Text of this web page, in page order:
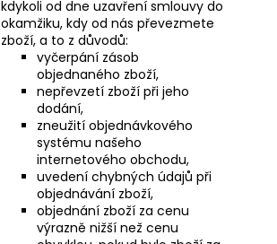
kdykoli od dne uzavření smlouvy do
okamžiku, kdy od nás převezmete
zboží, a to z důvodů:
vyčerpání zásob
objednaného zboží,
nepřevzetí zboží při jeho
dodání,
zneužití objednávkového
systému našeho
internetového obchodu,
uvedení chybných údajů při
objednávání zboží,
objednání zboží za cenu
výrazně nižší než cenu